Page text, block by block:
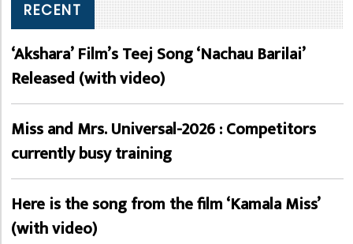
RECENT
‘Akshara’ Film’s Teej Song ‘Nachau Barilai’
Released (with video)
Miss and Mrs. Universal-2026 : Competitors
currently busy training
Here is the song from the film ‘Kamala Miss’
(with video)